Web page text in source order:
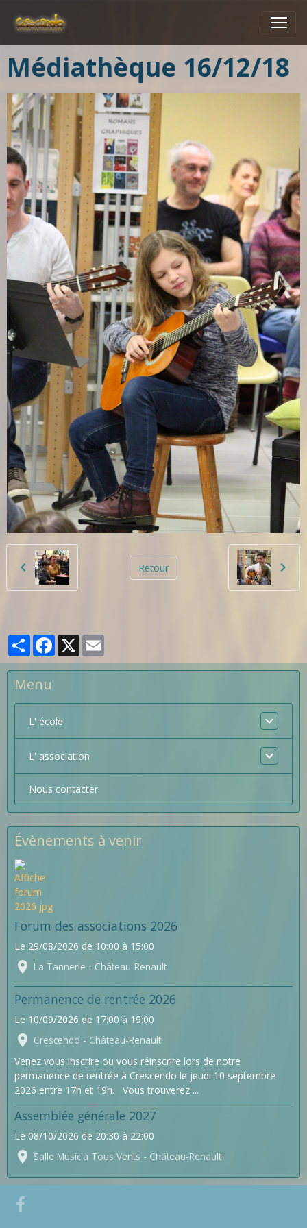
Médiathèque 16/12/18
Retour
PartagerFacebook
X
Menu
L' école
L' association
Nous contacter
Évènements à venir
Forum des associations 2026
Le 29/08/2026 de 10:00 à 15:00
La Tannerie - Château-Renault
Permanence de rentrée 2026
Le 10/09/2026 de 17:00 à 19:00
Crescendo - Château-Renault
Venez vous inscrire ou vous réinscrire lors de notre
permanence de rentrée à Crescendo le jeudi 10 septembre
2026 entre 17h et 19h. Vous trouverez ...
Assemblée générale 2027
Le 08/10/2026 de 20:30 à 22:00
Salle Music'à Tous Vents - Château-Renault